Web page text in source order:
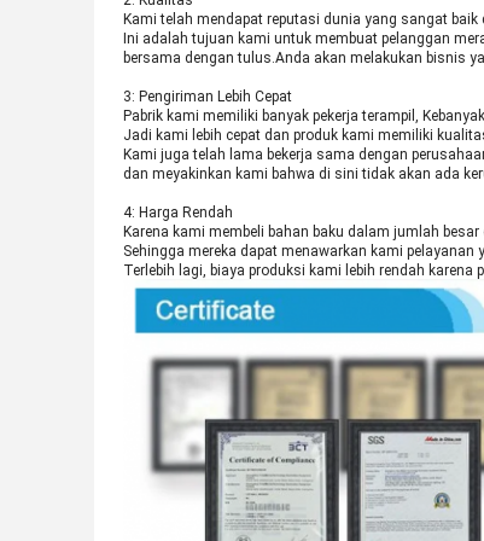
Kami telah mendapat reputasi dunia yang sangat
Ini adalah tujuan kami untuk membuat pelanggan
bersama dengan tulus.Anda akan melakukan bisnis
3: Pengiriman Lebih Cepat
Pabrik kami memiliki banyak pekerja terampil,
Jadi kami lebih cepat dan produk kami memiliki
Kami juga telah lama bekerja sama dengan
dan meyakinkan kami bahwa di sini tidak akan ada
4: Harga Rendah
Karena kami membeli bahan baku dalam jumlah
Sehingga mereka dapat menawarkan kami pelayanan
Terlebih lagi, biaya produksi kami lebih rendah